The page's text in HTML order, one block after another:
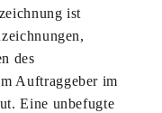
ist
des
Auftraggeber im
Eine unbefugte